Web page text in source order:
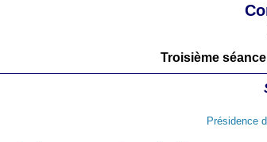
Troisième
Présidence